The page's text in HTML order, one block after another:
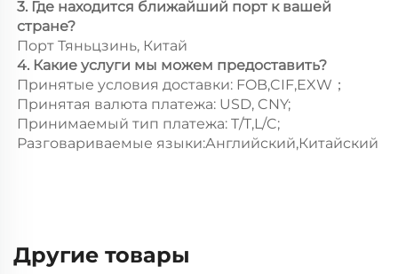
3. Где находится ближайший порт к вашей
стране?
Порт Тяньцзинь, Китай
4. Какие услуги мы можем предоставить?
Принятые условия доставки: FOB,CIF,EXW；
Принятая валюта платежа: USD, CNY;
Принимаемый тип платежа: T/T,L/C;
Другие товары